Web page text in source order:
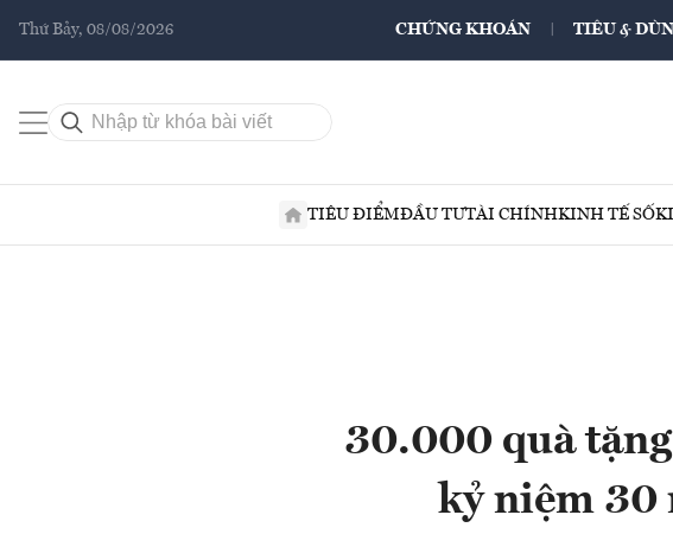
Thứ Bảy, 08/08/2026 CHỨNG KHOÁN TIÊU &
TIÊU ĐIỂMĐẦU TƯTÀI CHÍNHKINH TẾ SỐ
30.000 quà
kỷ niệm 30